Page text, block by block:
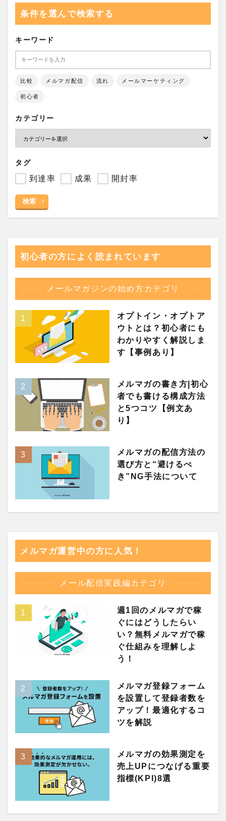
条件を選んで検索する
キーワード
比較 メルマガ配信 流れ メールマーケティング
初心者
カテゴリー
タグ
到達率 成果 開封率
検索
初心者の方によく読まれています
メールマガジンの始め方カテゴリ
オプトイン・オプトア
ウトとは？初心者にも
わかりやすく解説しま
す【事例あり】
メルマガの書き方|初心
者でも書ける構成方法
と5つコツ【例文あ
り】
メルマガの配信方法の
選び方と“避けるべ
き”NG手法について
メルマガ運営中の方に人気！
メール配信実践編カテゴリ
週1回のメルマガで稼
ぐにはどうしたらい
い？無料メルマガで稼
ぐ仕組みを理解しよ
う！
メルマガ登録フォーム
を設置して登録者数を
アップ！最適化するコ
ツを解説
メルマガの効果測定を
売上UPにつなげる重要
指標(KPI)8選